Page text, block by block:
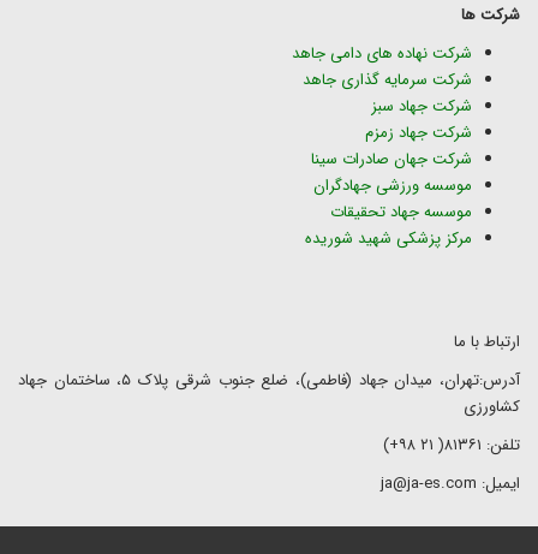
شرکت ها
شرکت نهاده های دامی جاهد
شرکت سرمایه گذاری جاهد
شرکت جهاد سبز
شرکت جهاد زمزم
شرکت جهان صادرات سینا
موسسه ورزشی جهادگران
موسسه جهاد تحقیقات
مرکز پزشکی شهید شوریده
ارتباط با ما
آدرس:تهران، میدان جهاد (فاطمی)، ضلع جنوب شرقی پلاک ۵، ساختمان جهاد
کشاورزی
تلفن: ۸۱۳۶۱( ۲۱ ۹۸+)
ایمیل: ja@ja-es.com